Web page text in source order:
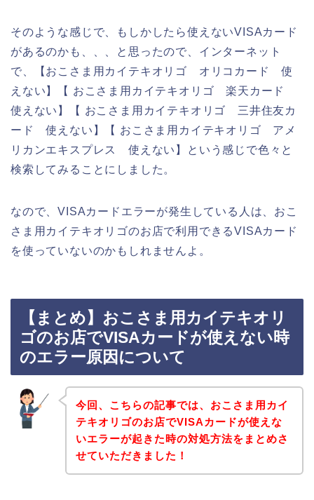
そのような感じで、もしかしたら使えないVISAカード
があるのかも、、、と思ったので、インターネット
で、【おこさま用カイテキオリゴ オリコカード 使
えない】【 おこさま用カイテキオリゴ 楽天カード
使えない】【 おこさま用カイテキオリゴ 三井住友カ
ード 使えない】【 おこさま用カイテキオリゴ アメ
リカンエキスプレス 使えない】という感じで色々と
検索してみることにしました。
なので、VISAカードエラーが発生している人は、おこ
さま用カイテキオリゴのお店で利用できるVISAカード
を使っていないのかもしれませんよ。
【まとめ】おこさま用カイテキオリ
ゴのお店でVISAカードが使えない時
のエラー原因について
今回、こちらの記事では、おこさま用カイ
テキオリゴのお店でVISAカードが使えな
いエラーが起きた時の対処方法をまとめさ
せていただきました！